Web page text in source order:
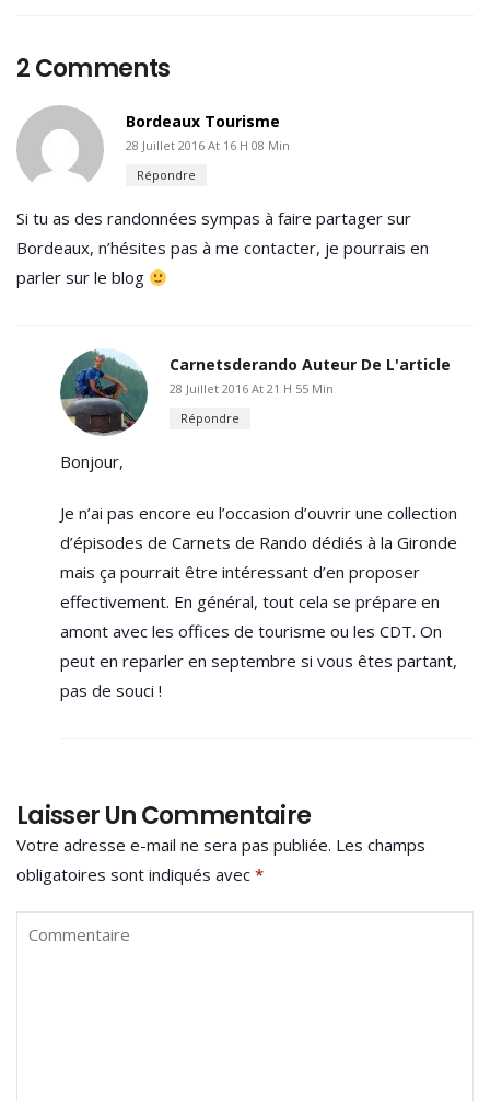
2 Comments
Bordeaux Tourisme
28 Juillet 2016 At 16 H 08 Min
Répondre
Si tu as des randonnées sympas à faire partager sur
Bordeaux, n’hésites pas à me contacter, je pourrais en
parler sur le blog
Carnetsderando Auteur De L'article
28 Juillet 2016 At 21 H 55 Min
Répondre
Bonjour,
Je n’ai pas encore eu l’occasion d’ouvrir une collection
d’épisodes de Carnets de Rando dédiés à la Gironde
mais ça pourrait être intéressant d’en proposer
effectivement. En général, tout cela se prépare en
amont avec les offices de tourisme ou les CDT. On
peut en reparler en septembre si vous êtes partant,
pas de souci !
Laisser Un Commentaire
Votre adresse e-mail ne sera pas publiée. Les champs
obligatoires sont indiqués avec *